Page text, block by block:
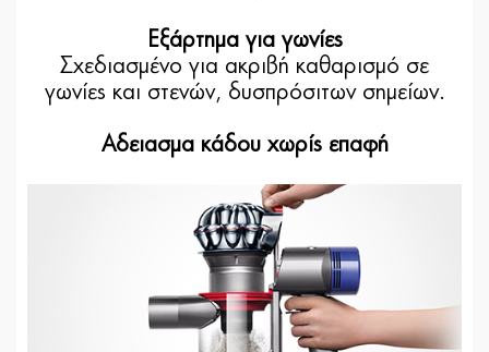
Εξάρτημα για γωνίες
Σχεδιασμένο για ακριβή καθαρισμό σε
γωνίες και στενών, δυσπρόσιτων σημείων.
Αδειασμα κάδου χωρίς επαφή